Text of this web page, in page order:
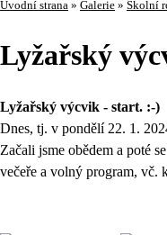
Úvodní strana » Galerie » Školní
Lyžařský
Lyžařský výcvik - start. :-)
Dnes, tj. v pondělí 22. 1.
Začali jsme obědem a poté
večeře a volný program, vč.